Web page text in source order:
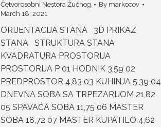
Četvorosobni Nestora Žučnog By markocov
March 18, 2021
ORIJENTACIJA STANA 3D PRIKAZ
STANA STRUKTURA STANA
KVADRATURA PROSTORIJA
PROSTORIJA P 01 HODNIK 3,59 02
PREDPROSTOR 4,83 03 KUHINJA 5,39 04
DNEVNA SOBA SA TRPEZARIJOM 21,82
05 SPAVAĆA SOBA 11,75 06 MASTER
SOBA 18,72 07 MASTER KUPATILO 4,62